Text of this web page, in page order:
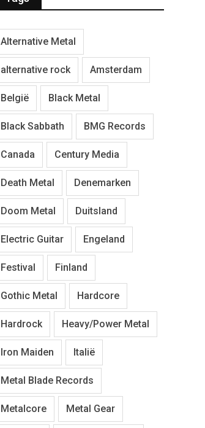
Alternative Metal
alternative rock Amsterdam
België Black Metal
Black Sabbath BMG Records
Canada Century Media
Death Metal Denemarken
Doom Metal Duitsland
Electric Guitar Engeland
Festival Finland
Gothic Metal Hardcore
Hardrock Heavy/Power Metal
Iron Maiden Italië
Metal Blade Records
Metalcore Metal Gear